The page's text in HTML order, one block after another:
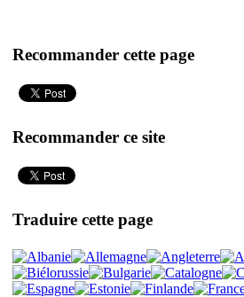
Recommander cette page
Recommander ce site
Traduire cette page